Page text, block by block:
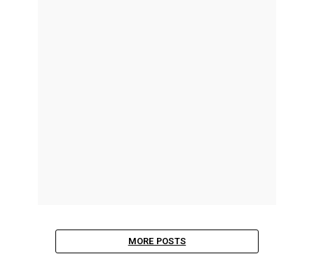
MORE POSTS